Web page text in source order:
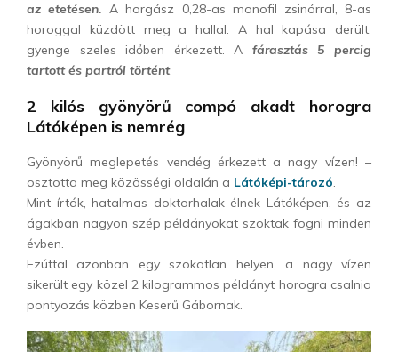
az etetésen. A horgász 0,28-as monofil zsinórral, 8-as
horoggal küzdött meg a hallal. A hal kapása derült,
gyenge szeles időben érkezett. A fárasztás 5 percig
tartott és partról történt.
2 kilós gyönyörű compó akadt horogra
Látóképen is nemrég
Gyönyörű meglepetés vendég érkezett a nagy vízen! –
osztotta meg közösségi oldalán a Látóképi-tározó.
Mint írták, hatalmas doktorhalak élnek Látóképen, és az
ágakban nagyon szép példányokat szoktak fogni minden
évben.
Ezúttal azonban egy szokatlan helyen, a nagy vízen
sikerült egy közel 2 kilogrammos példányt horogra csalnia
pontyozás közben Keserű Gábornak.